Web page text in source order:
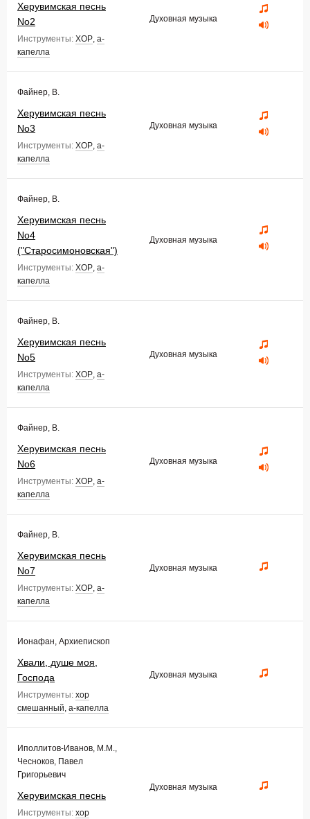
Херувимская песнь
No2
Инструменты: ХОР, а-
капелла
Духовная музыка
Файнер, В.
Херувимская песнь
No3
Инструменты: ХОР, а-
капелла
Духовная музыка
Файнер, В.
Херувимская песнь
No4
("Старосимоновская")
Инструменты: ХОР, а-
капелла
Духовная музыка
Файнер, В.
Херувимская песнь
No5
Инструменты: ХОР, а-
капелла
Духовная музыка
Файнер, В.
Херувимская песнь
No6
Инструменты: ХОР, а-
капелла
Духовная музыка
Файнер, В.
Херувимская песнь
No7
Инструменты: ХОР, а-
капелла
Духовная музыка
Ионафан, Архиепископ
Хвали, душе моя,
Господа
Инструменты: хор
смешанный, а-капелла
Духовная музыка
Иполлитов-Иванов, М.М.,
Чесноков, Павел
Григорьевич
Херувимская песнь
Инструменты: хор
Духовная музыка